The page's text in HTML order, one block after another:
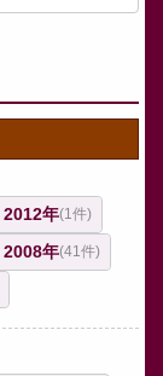
2012年(1件)
2008年(41件)